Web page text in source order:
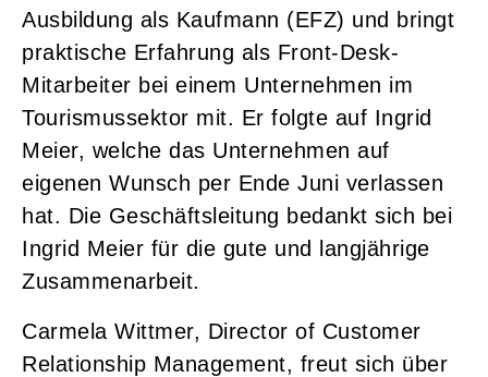
Ausbildung als Kaufmann (EFZ) und bringt
praktische Erfahrung als Front-Desk-
Mitarbeiter bei einem Unternehmen im
Tourismussektor mit. Er folgte auf Ingrid
Meier, welche das Unternehmen auf
eigenen Wunsch per Ende Juni verlassen
hat. Die Geschäftsleitung bedankt sich bei
Ingrid Meier für die gute und langjährige
Zusammenarbeit.
Carmela Wittmer, Director of Customer
Relationship Management, freut sich über